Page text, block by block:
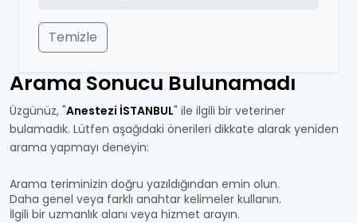
Temizle
Arama Sonucu Bulunamadı
Üzgünüz, "Anestezi İSTANBUL" ile ilgili bir veteriner
bulamadık. Lütfen aşağıdaki önerileri dikkate alarak yeniden
arama yapmayı deneyin:
Arama teriminizin doğru yazıldığından emin olun.
Daha genel veya farklı anahtar kelimeler kullanın.
İlgili bir uzmanlık alanı veya hizmet arayın.